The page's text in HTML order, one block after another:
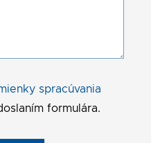
spracúvania
formulára.